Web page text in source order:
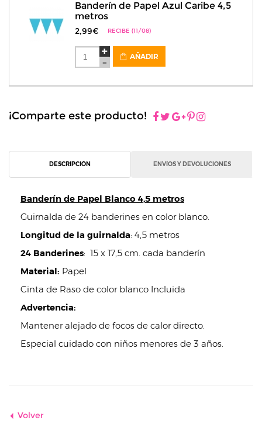
Banderín de Papel Azul Caribe 4,5
metros
2,99€ RECIBE (11/08)
AÑADIR
¡Comparte este producto!
DESCRIPCIÓN ENVÍOS Y DEVOLUCIONES
Banderín de Papel Blanco 4,5 metros
Guirnalda de 24 banderines en color blanco.
Longitud de la guirnalda: 4,5 metros
24 Banderines: 15 x 17,5 cm. cada banderín
Material: Papel
Cinta de Raso de color blanco Incluida
Advertencia:
Mantener alejado de focos de calor directo.
Especial cuidado con niños menores de 3 años.
Volver